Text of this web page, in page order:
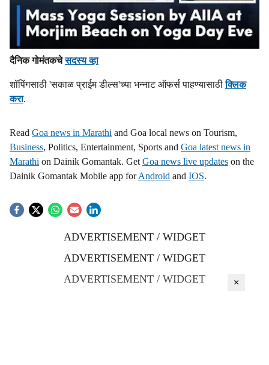
दैनिक गोमंतकचेसदस्य व्हा
शॉपिंगसाठी 'सकाळ प्राईम डील्स'च्या भन्नाट ऑफर्स पाहण्यासाठीक्लिक
करा.
Read Goa news in Marathi and Goa local news on Tourism,
Business, Politics, Entertainment, Sports and Goa latest news in
Marathi on Dainik Gomantak. Get Goa news live updates on the
Dainik Gomantak Mobile app forAndroid and IOS.
ADVERTISEMENT / WIDGET
ADVERTISEMENT / WIDGET
ADVERTISEMENT / WIDGET
×